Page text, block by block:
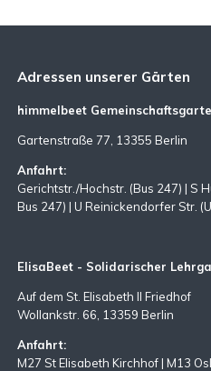
Adressen unserer Gärten
himmelbeet
Gartenstraße 77, 13355 Berlin
Anfahrt:
Gerichtstr./Hochstr. (Bus 247) | S
Bus 247) | U Reinickendorfer Str.
ElisaBeet - Solidarischer
Auf dem St. Elisabeth II Friedhof
Wollankstr. 66, 13359 Berlin
Anfahrt:
M27 St Elisabeth Kirchhof | M13